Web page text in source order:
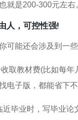
就是200-300元左
人，可控性强!
可能还会涉及到一
取教材费(比如每
电子版，都能省下
近毕业时，写毕业论